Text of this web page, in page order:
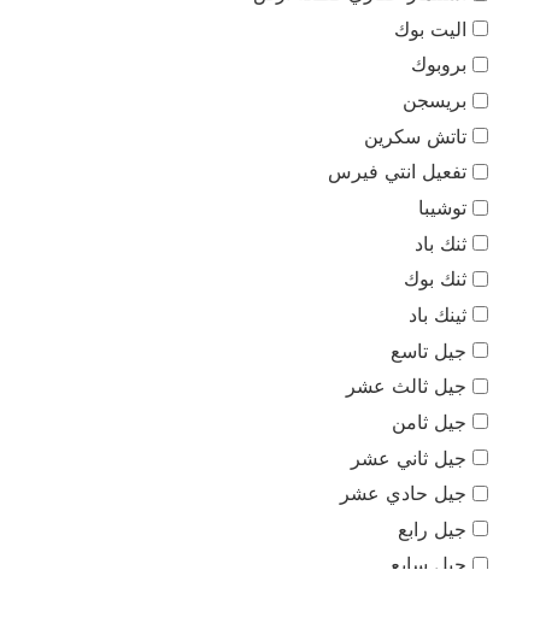
اليت بوك
بروبوك
بريسجن
تاتش سكرين
تفعيل انتي فيرس
توشيبا
ثنك باد
ثنك بوك
ثينك باد
جيل تاسع
جيل ثالث عشر
جيل ثامن
جيل ثاني عشر
جيل حادي عشر
جيل رابع
جيل سابع